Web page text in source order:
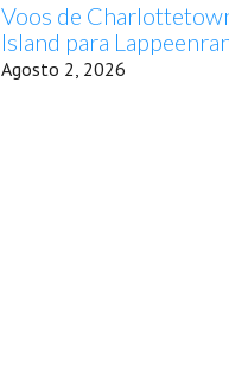
Voos de
Island para
Agosto 2, 2026